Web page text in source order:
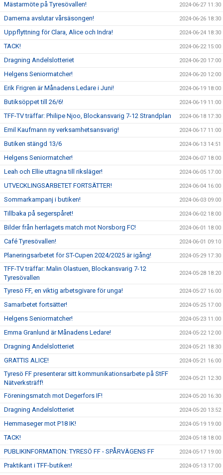
Mästarmöte på Tyresövallen! 2024-06-27 11:30
Damerna avslutar vårsäsongen! 2024-06-26 18:30
Uppflyttning för Clara, Alice och Indra! 2024-06-24 18:30
TACK! 2024-06-22 15:00
Dragning Andelslotteriet 2024-06-20 17:00
Helgens Seniormatcher! 2024-06-20 12:00
Erik Frigren är Månadens Ledare i Juni! 2024-06-19 18:00
Butiksöppet till 26/6! 2024-06-19 11:00
TFF-TV träffar: Philipe Njoo, Blockansvarig 7-12 Strandplan 2024-06-18 17:30
Emil Kaufmann ny verksamhetsansvarig! 2024-06-17 11:00
Butiken stängd 13/6 2024-06-13 14:51
Helgens Seniormatcher! 2024-06-07 18:00
Leah och Ellie uttagna till riksläger! 2024-06-05 17:00
UTVECKLINGSARBETET FORTSÄTTER! 2024-06-04 16:00
Sommarkampanj i butiken! 2024-06-03 09:00
Tillbaka på segerspåret! 2024-06-02 18:00
Bilder från herrlagets match mot Norsborg FC! 2024-06-01 18:00
Café Tyresövallen! 2024-06-01 09:10
Planeringsarbetet för ST-Cupen 2024/2025 är igång! 2024-05-29 17:30
TFF-TV träffar: Malin Olastuen, Blockansvarig 7-12
Tyresövallen
2024-05-28 18:20
Tyresö FF, en viktig arbetsgivare för unga! 2024-05-27 16:00
Samarbetet fortsätter! 2024-05-25 17:00
Helgens Seniormatcher! 2024-05-23 11:00
Emma Granlund är Månadens Ledare! 2024-05-22 12:00
Dragning Andelslotteriet 2024-05-21 18:30
GRATTIS ALICE! 2024-05-21 16:00
Tyresö FF presenterar sitt kommunikationsarbete på StFF
Nätverksträff!
2024-05-21 12:30
Föreningsmatch mot Degerfors IF! 2024-05-20 16:30
Dragning Andelslotteriet 2024-05-20 13:52
Hemmaseger mot P18 IK! 2024-05-19 19:00
TACK! 2024-05-18 18:00
PUBLIKINFORMATION: TYRESÖ FF - SPÅRVÄGENS FF 2024-05-17 19:00
Praktikant i TFF-butiken! 2024-05-13 17:00